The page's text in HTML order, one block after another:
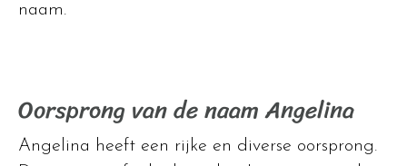
naam.
Oorsprong van de naam Angelina
Angelina heeft een rijke en diverse oorsprong.